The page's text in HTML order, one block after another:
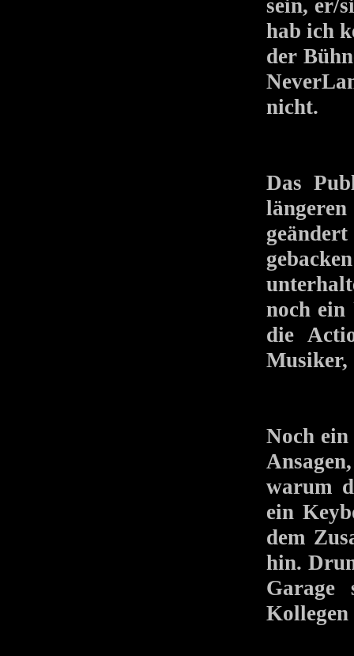
sein, er/
hab ich
der
nicht.
Das
noch ein
die
Musiker,
Noch
warum
ein
dem
hin.
Kollegen